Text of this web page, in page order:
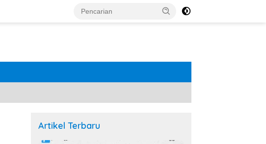
Artikel Terbaru